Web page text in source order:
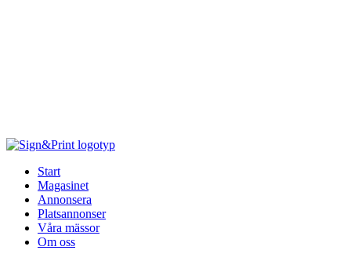
Start
Magasinet
Annonsera
Platsannonser
Våra mässor
Om oss